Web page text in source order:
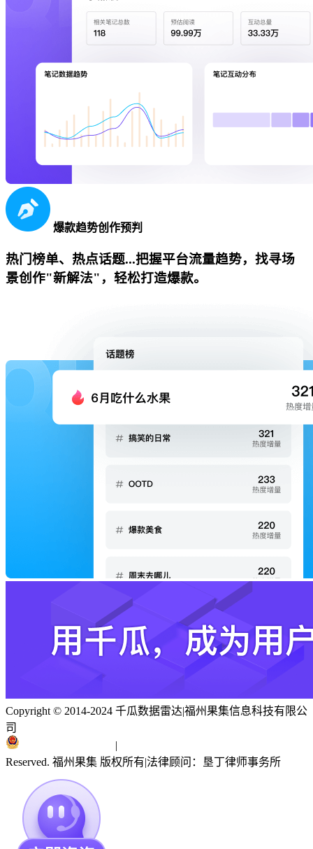
爆款趋势创作预判
热门榜单、热点话题...把握平台流量趋势，找寻场
景创作"新解法"，轻松打造爆款。
Copyright © 2014-2024 千瓜数据雷达|福州果集信息科技有限公
司
|
Reserved. 福州果集 版权所有|法律顾问：垦丁律师事务所